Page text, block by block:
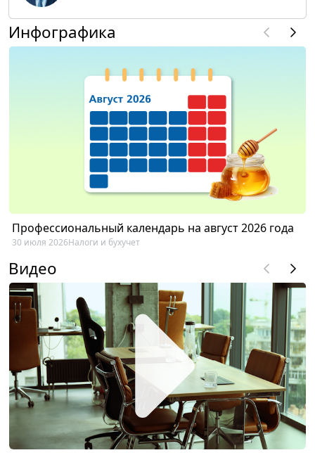
Инфографика
Профессиональный календарь на август 2026 года
30 июля 2026Налоги и бухучет
Видео